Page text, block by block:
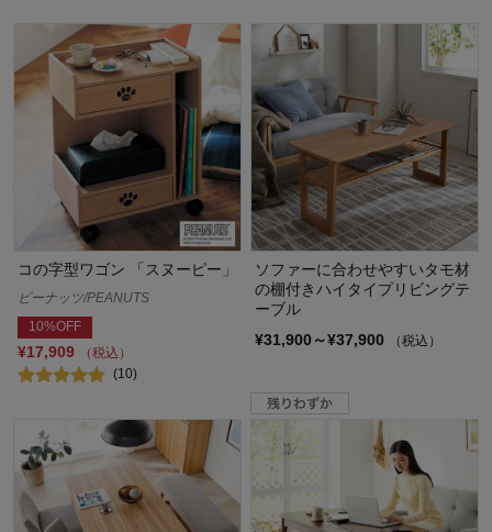
コの字型ワゴン 「スヌーピー」
ピーナッツ/PEANUTS
10%OFF
¥17,909
（税込）
(10)
ソファーに合わせやすいタモ材
の棚付きハイタイプリビングテ
ーブル
¥31,900～¥37,900
（税込）